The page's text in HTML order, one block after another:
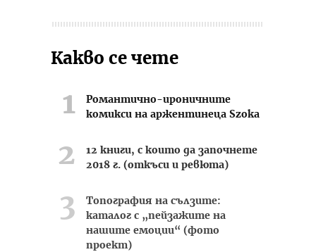
Какво се чете
Романтично-ироничните
комикси на аржентинеца Szoka
12 книги, с които да започнете
2018 г. (откъси и ревюта)
Топография на сълзите:
каталог с „пейзажите на
нашите емоции“ (фото
проект)